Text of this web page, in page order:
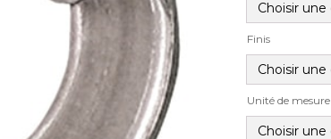
Finis
Unité de mesure